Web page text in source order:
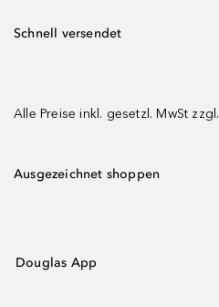
Schnell versendet
Alle Preise inkl. gesetzl. MwSt zzgl.
Ausgezeichnet shoppen
Douglas App